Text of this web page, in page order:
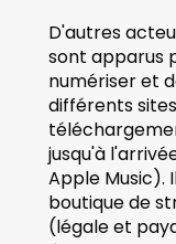
D'autres
sont apparus
numériser et
différents
jusqu'à
Apple Music).
boutique de
(légale et